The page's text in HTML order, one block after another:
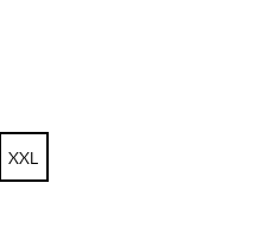
XXL